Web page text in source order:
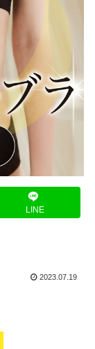
LINE
2023.07.19